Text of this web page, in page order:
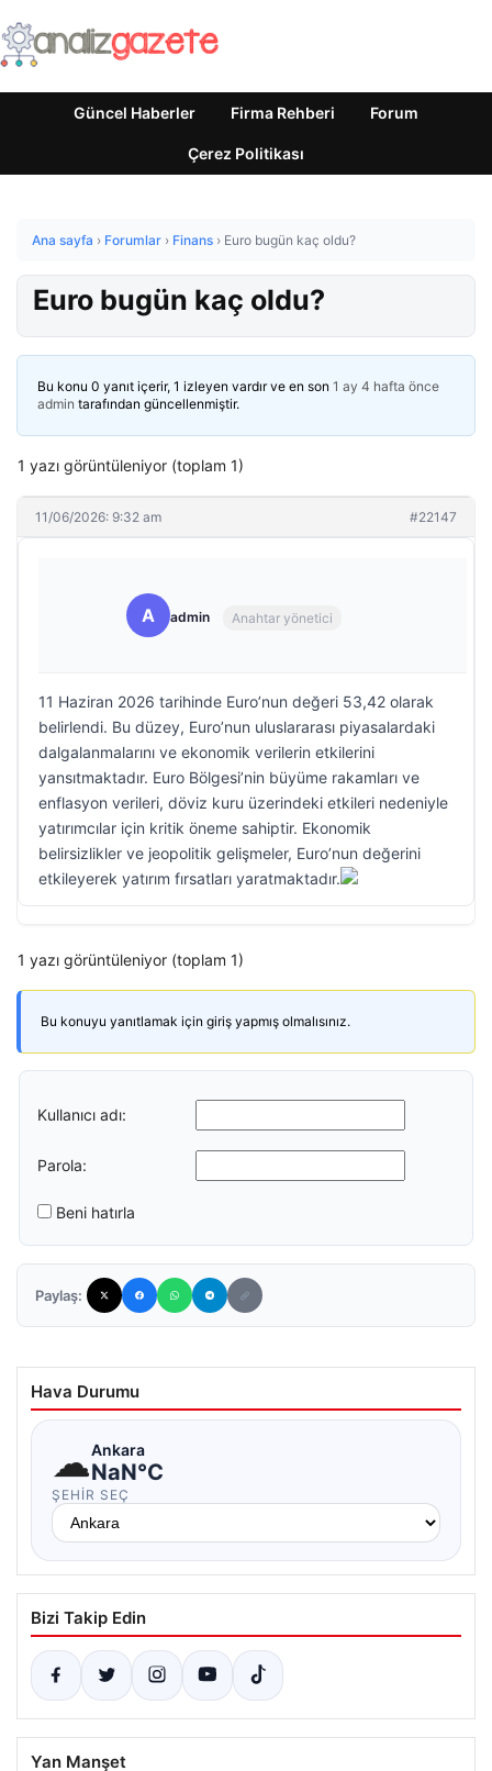
Güncel Haberler Firma Rehberi Forum
Çerez Politikası
Ana sayfa › Forumlar › Finans › Euro bugün kaç oldu?
Euro bugün kaç oldu?
Bu konu 0 yanıt içerir, 1 izleyen vardır ve en son 1 ay 4 hafta önce
admin tarafından güncellenmiştir.
1 yazı görüntüleniyor (toplam 1)
11/06/2026: 9:32 am #22147
A admin Anahtar yönetici
11 Haziran 2026 tarihinde Euro’nun değeri 53,42 olarak
belirlendi. Bu düzey, Euro’nun uluslararası piyasalardaki
dalgalanmalarını ve ekonomik verilerin etkilerini
yansıtmaktadır. Euro Bölgesi’nin büyüme rakamları ve
enflasyon verileri, döviz kuru üzerindeki etkileri nedeniyle
yatırımcılar için kritik öneme sahiptir. Ekonomik
belirsizlikler ve jeopolitik gelişmeler, Euro’nun değerini
etkileyerek yatırım fırsatları yaratmaktadır.
1 yazı görüntüleniyor (toplam 1)
Bu konuyu yanıtlamak için giriş yapmış olmalısınız.
Kullanıcı adı:
Parola:
Beni hatırla
Paylaş:
Hava Durumu
☁Ankara
NaN°C
ŞEHIR SEÇ
Bizi Takip Edin
Yan Manşet